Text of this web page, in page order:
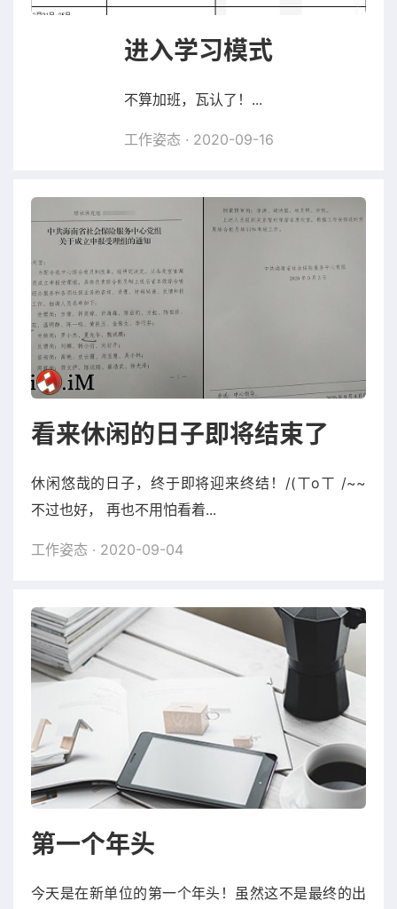
进入学习模式
不算加班，瓦认了！...
工作姿态 · 2020-09-16
看来休闲的日子即将结束了
休闲悠哉的日子，终于即将迎来终结！/(ㄒoㄒ /~~
不过也好， 再也不用怕看着...
工作姿态 · 2020-09-04
第一个年头
今天是在新单位的第一个年头！虽然这不是最终的出